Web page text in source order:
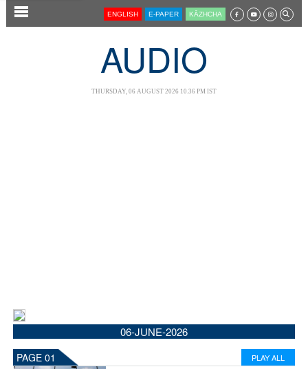
SECTIONS
CINEMA
OPINION
ENGLISH E-PAPER KĀZHCHA
AUDIO
THURSDAY, 06 AUGUST 2026 10.36 PM IST
06-JUNE-2026
PAGE 01 PLAY ALL